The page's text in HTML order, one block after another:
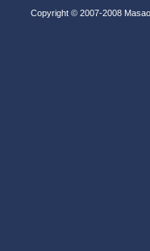
Copyright © 2007-2008